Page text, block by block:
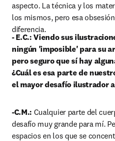
aspecto. La técnica y los
los mismos, pero esa
diferencia.
- E.C.: Viendo sus
ningún 'imposible' para su
pero seguro que sí hay
¿Cuál es esa parte de
el mayor desafío ilustrador
-C.M.: Cualquier parte del
desafío muy grande para mí.
espacios en los que se